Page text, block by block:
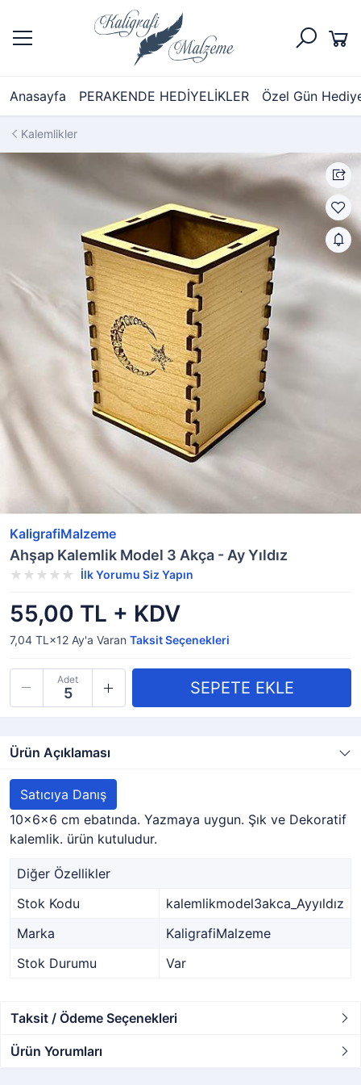
Anasayfa PERAKENDE HEDİYELİKLER Özel Gün
Kalemlikler
KaligrafiMalzeme
Ahşap Kalemlik Model 3 Akça - Ay Yıldız
İlk Yorumu Siz Yapın
55,00 TL + KDV
7,04 TL×12 Ay'a Varan Taksit Seçenekleri
Adet
Ürün Açıklaması
Satıcıya Danış
10x6x6 cm ebatında. Yazmaya uygun. Şık ve Dekoratif
kalemlik. ürün kutuludur.
Diğer Özellikler
Stok Kodu
kalemlikmodel3akca_Ayyıldız
Marka
KaligrafiMalzeme
Stok Durumu
Var
Taksit / Ödeme Seçenekleri
Ürün Yorumları